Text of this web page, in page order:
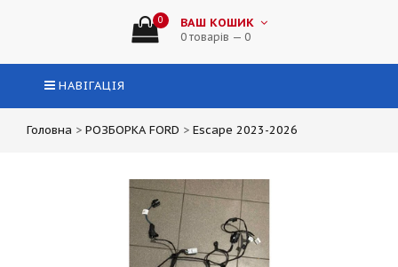
0 ВАШ КОШИК
0 товарів — 0
НАВІГАЦІЯ
Головна > РОЗБОРКА FORD > Escape 2023-2026